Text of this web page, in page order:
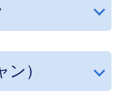
）